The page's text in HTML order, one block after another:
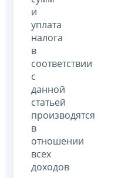
и
уплата
налога
в
соответствии
с
данной
статьей
производятся
в
отношении
всех
доходов